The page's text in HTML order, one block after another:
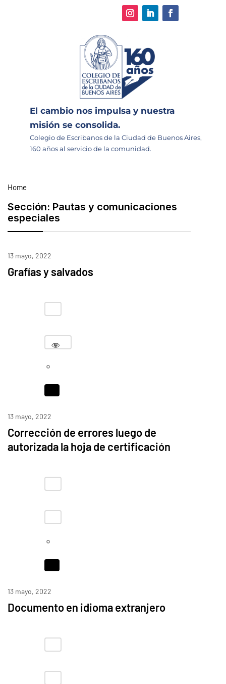
El cambio nos impulsa y nuestra
misión se consolida.
Colegio de Escribanos de la Ciudad de Buenos Aires,
160 años al servicio de la comunidad.
Home
Sección: Pautas y comunicaciones
especiales
13 mayo, 2022
Grafías y salvados
13 mayo, 2022
Corrección de errores luego de
autorizada la hoja de certificación
13 mayo, 2022
Documento en idioma extranjero